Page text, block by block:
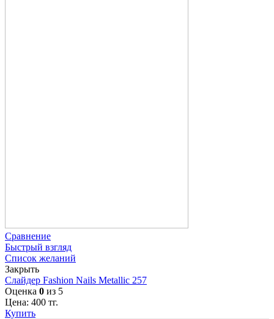
Сравнение
Быстрый взгляд
Список желаний
Закрыть
Слайдер Fashion Nails Metallic 257
Оценка 0 из 5
Цена: 400 тг.
Купить